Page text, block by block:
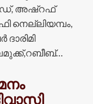
അഷ്റഫ്
നെല്ലിയമ്പം,